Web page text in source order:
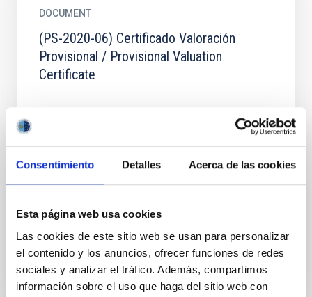
Consentimiento Detalles Acerca de las cookies
Esta página web usa cookies
Las cookies de este sitio web se usan para personalizar
el contenido y los anuncios, ofrecer funciones de redes
sociales y analizar el tráfico. Además, compartimos
información sobre el uso que haga del sitio web con
DOCUMENT
(PS-2020-06) Certificado Valoración
Provisional / Provisional Valuation
Certificate
(PS-2020-06) CERTIFICADO VALORACIÓN
PROVISIONAL / PROVISIONAL VALUATION
CERTIFICATE
Adjudicación de contrato
789_9.ADJCONTRATO_SIGNED.PDF